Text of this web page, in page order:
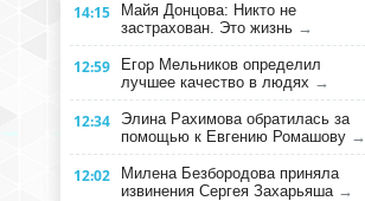
14:15
Майя Донцова: Никто не
застрахован. Это жизнь →
12:59
Егор Мельников определил
лучшее качество в людях →
12:34
Элина Рахимова обратилась за
помощью к Евгению Ромашову →
12:02
Милена Безбородова приняла
извинения Сергея Захарьяша →